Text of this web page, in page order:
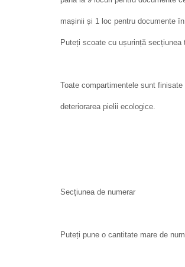
mașinii și 1 loc pentru documente în
Puteți scoate cu ușurință secțiunea
Toate compartimentele sunt
deteriorarea pielii ecologice.
Secțiunea de numerar
Puteți pune o cantitate mare de